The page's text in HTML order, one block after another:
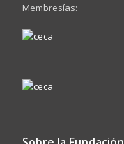
Membresías: